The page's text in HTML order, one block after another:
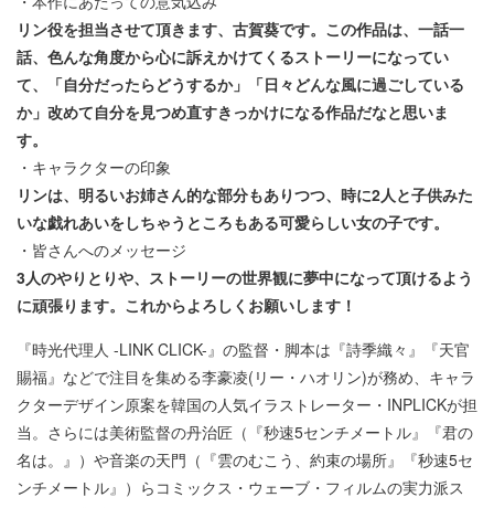
リン役を担当させて頂きます、古賀葵です。この作品は、一話一
話、色んな角度から心に訴えかけてくるストーリーになってい
て、「自分だったらどうするか」「日々どんな風に過ごしている
か」改めて自分を見つめ直すきっかけになる作品だなと思いま
す。
・キャラクターの印象
リンは、明るいお姉さん的な部分もありつつ、時に2人と子供みた
いな戯れあいをしちゃうところもある可愛らしい女の子です。
・皆さんへのメッセージ
3人のやりとりや、ストーリーの世界観に夢中になって頂けるよう
に頑張ります。これからよろしくお願いします！
『時光代理人 -LINK CLICK-』の監督・脚本は『詩季織々』『天官
賜福』などで注目を集める李豪凌(リー・ハオリン)が務め、キャラ
クターデザイン原案を韓国の人気イラストレーター・INPLICKが担
当。さらには美術監督の丹治匠（『秒速5センチメートル』『君の
名は。』）や音楽の天門（『雲のむこう、約束の場所』『秒速5セ
ンチメートル』）らコミックス・ウェーブ・フィルムの実力派ス